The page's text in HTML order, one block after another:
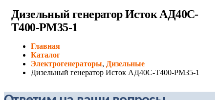
Дизельный генератор Исток АД40С-
Т400-РМ35-1
Главная
Каталог
Электрогенераторы, Дизельные
Дизельный генератор Исток АД40С-Т400-РМ35-1